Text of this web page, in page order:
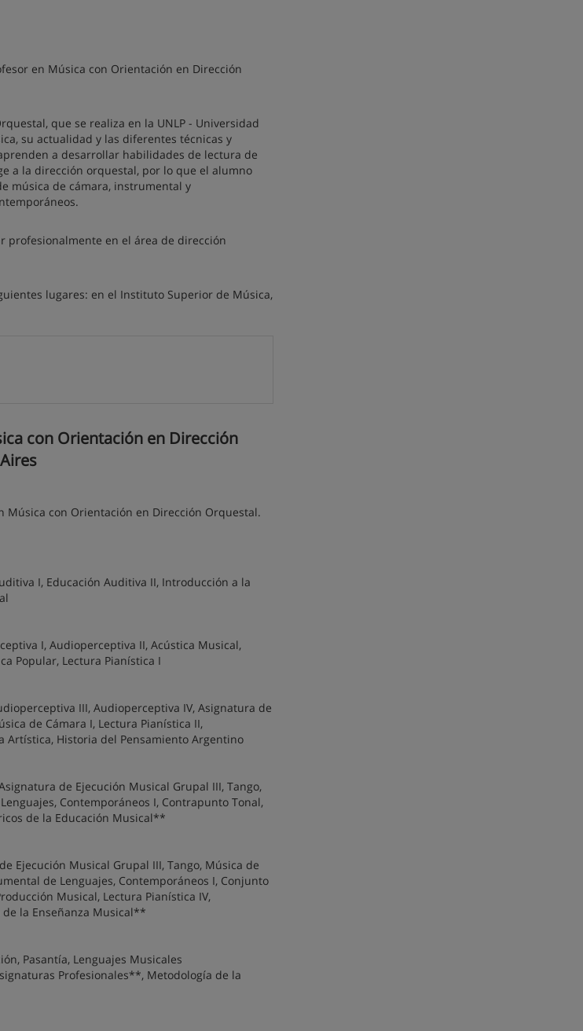
en Música con Orientación en Dirección
que se realiza en la UNLP - Universidad
su actualidad y las diferentes técnicas y
a desarrollar habilidades de lectura de
a la dirección orquestal, por lo que el alumno
música de cámara, instrumental y
profesionalmente en el área de dirección
lugares: en el Instituto Superior de Música,
con Orientación en Dirección
Música con Orientación en Dirección Orquestal.
I, Educación Auditiva II, Introducción a la
I, Audioperceptiva II, Acústica Musical,
Popular, Lectura Pianística I
III, Audioperceptiva IV, Asignatura de
de Cámara I, Lectura Pianística II,
Artística, Historia del Pensamiento Argentino
de Ejecución Musical Grupal III, Tango,
Contemporáneos I, Contrapunto Tonal,
de la Educación Musical**
Ejecución Musical Grupal III, Tango, Música de
de Lenguajes, Contemporáneos I, Conjunto
Musical, Lectura Pianística IV,
la Enseñanza Musical**
Pasantía, Lenguajes Musicales
Profesionales**, Metodología de la